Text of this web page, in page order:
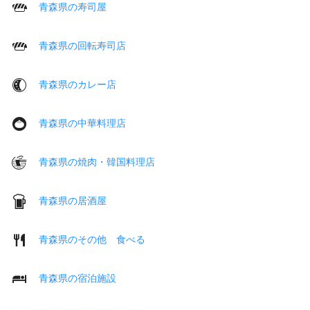
青森県の寿司屋
青森県の回転寿司店
青森県のカレー店
青森県の中華料理店
青森県の焼肉・韓国料理店
青森県の居酒屋
青森県のその他 食べる
青森県の宿泊施設